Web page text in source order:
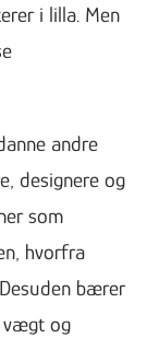
i lilla. Men
andre
designere og
som
hvorfra
bærer
vægt og